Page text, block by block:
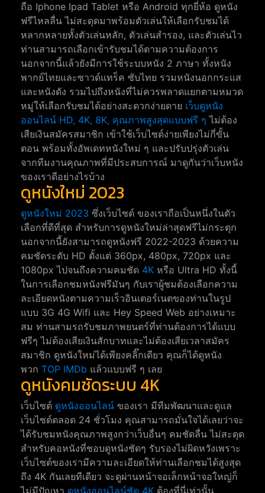
ถือ Iphone Ipad Tablet หรือ Android ทุกยี่ห้อ ดูหนัง
ฟรีไหลลื่น ไม่สะดุดมาพร้อมตัวเล่นให้เลือกรับชมได้
หลากหลายทั้งตัวเล่นหลัก, ตัวเล่นสำรอง, และตัวเล่นไว
ท่านสามารถเลือกเข้ารับชมได้ตามความต้องการ
นอกจากนี้แล้วยังมีการใช้ระบบหนัง 2 ภาษา ทั้งหนัง
พากย์ไทยและซาวด์แทร็ค ซับไทย รวมหนังนอกกระแส
และหนังดัง รวมไปถึงหนังที่ไม่ควรพลาดแยกตามหมวด
หมู่ให้เลือกรับชมได้อย่างสะดวกง่ายดาย เว็บดูหนัง
ออนไลน์ HD, 4K, 8K, คุณภาพสูงสุดแบบฟรี ๆ ไม่ต้อง
เสียเงินสมัครสมาชิก เข้าใช้เว็บไซต์ง่ายเพียงไม่กี่ขั้น
ตอน พร้อมทั้งอัพเดทหนังใหม่ ๆ และปรับปรุ่งตัวเล่น
จากทีมงานคุณภาพที่มีประสบการณ์ มาดูกันว่าเว็บหนัง
ของเราดีอย่างไรบ้าง
ดูหนังใหม่ 2023
ดูหนังใหม่ 2023 ซึ่งเว็บไซต์ ของเราถือเป็นหนึ่งในตัว
เลือกที่ดีที่สุด สำหรับการดูหนังใหม่ล่าสุดฟรีไม่กระตุก
นอกจากนี้ยังสามารถดูหนังฟรี 2022-2023 ด้วยความ
คมชัดระดับ HD ตั้งแต่ 360px, 480px, 720px และ
1080px ไปจนถึงความคมชัด 4K หรือ Ultra HD ทั้งนี้
ในการเลือกชมหนังฟรีมันๆ กับเราผู้ชมต้องเลือกความ
ละเอียดหนังตามความเร็วอินเตอร์เนตของท่านในรูป
แบบ 3G 4G Wifi และ Hey Speed Web อย่างเหมาะ
สม ท่านสามรถรับชมภาพยนตร์ที่ท่านต้องการได้แบบ
ฟรีๆ ไม่ต้องเสียเงินสักบาทและไม่ต้องเสียเวลาสมัคร
สมาชิก ดูหนังใหม่ได้เพียงคลิ๊กเดียว คุณก็ได้ดูหนัง
พวก TOP IMDb แล้วแบบฟรี ๆ เลย
ดูหนังคมชัดระบบ 4K
เว็บไซต์ ดูหนังออนไลน์ ของเรา มีทีมพัฒนาและดูแล
เว็บไซต์ตลอด 24 ชั่วโมง คุณสามารถมั่นใจได้เลยว่าจะ
ได้รับชมหนังคุณภาพสูงกว่าเว็บอื่นๆ คมชัดลื่น ไม่สะดุด
สำหรับคอหนังที่ชอบดูหนังชัดๆ รับรองไม่ผิดหวังเพราะ
เว็บไซต์ของเรามีความละเอียดให้ท่านเลือกชมได้สูงสุด
ถึง 4K กันเลยทีเดียว จะดูผ่านหน้าจอเล็กหน้าจอใหญ่ก็